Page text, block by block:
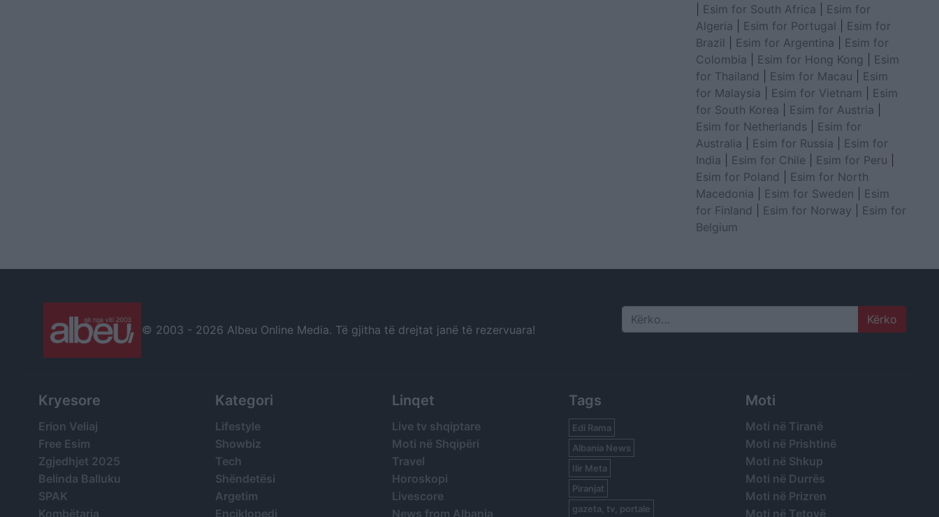
Esim for South Africa
Esim for
Algeria
Esim for Portugal
Esim for
Brazil
Esim for Argentina
Esim for
Colombia
Esim for Hong Kong
Esim
for Thailand
Esim for Macau
Esim
for Malaysia
Esim for Vietnam
Esim
for South Korea
Esim for Austria
Esim for Netherlands
Esim for
Australia
Esim for Russia
Esim for
India
Esim for Chile Esim for Peru
Esim for Poland
Esim for North
Macedonia
Esim for Sweden
Esim
for Finland
Esim for Norway
Esim for
Belgium
© 2003 - 2026 Albeu Online Media. Të gjitha të drejtat janë të rezervuara! Search
Kryesore
Erion Veliaj
Free Esim
Zgjedhjet 2025
Belinda Balluku
SPAK
Kombëtarja
Kategori
Lifestyle
Showbiz
Tech
Shëndetësi
Argetim
Enciklopedi
Linqet
Live tv shqiptare
Moti në Shqipëri
Travel
Horoskopi
Livescore
News from Albania
Tags
Edi Rama
Albania News
Ilir Meta
Piranjat
gazeta, tv, portale
Moti
Moti në Tiranë
Moti në Prishtinë
Moti në Shkup
Moti në Durrës
Moti në Prizren
Moti në Tetovë